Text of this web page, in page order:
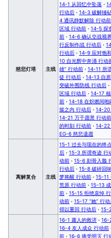
慈悲灯塔 主线
14-1 从回忆中坠落 ·
行动后 · 14-3 破解锤
4 通讯静默解除 行动前
区域 行动前 · 14-5 探
前 · 14-6 确认交战视
行反制作战 行动后 ·
行动后 · 14-9 应对饱
10 自光辉中奔涌 行动
雄” 行动前 · 14-11 所
徒 行动后 · 14-13 自
突破外围防线 行动后 ·
区域 行动后 · 14-17
前 · 14-18 在炽燃间咆
簇之内 行动后 · 14-20
14-21 万千愿景 行动前
的时刻 行动前 · 14-22
EG-6 慈悲遗愿
离解复合 主线
15-1 过去与现在的终点
后 · 15-3 所谓奇迹 行
动前 · 15-6 刻骨入髓
行动后 · 15-8 破碎回
梦将醒 行动前 · 15-11
荒原 行动前 · 15-13
前 · 15-15 拒绝哀悼
动前 · 15-17 “她” 行动
得以重回 行动后 · 15-
16-1 庸人的救济 · 16-
16-4 友人成众 行动前
前 · 16-6 痛觉明灭 行